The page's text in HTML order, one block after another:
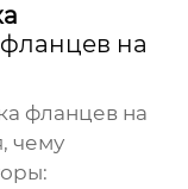
на
фланцев на
чему